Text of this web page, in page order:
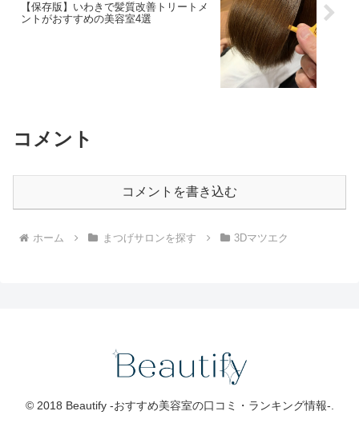
【保存版】いわきで髪質改善トリートメ
ントがおすすめの美容室4選
コメント
コメントを書き込む
ホーム まつげサロンを探す 3Dマツエク
© 2018 Beautify -おすすめ美容室の口コミ・ランキング情報-.